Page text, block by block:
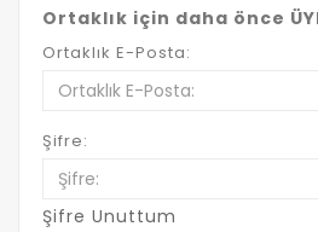
Ortaklık için daha önce
Ortaklık E-Posta:
Şifre:
Şifre Unuttum